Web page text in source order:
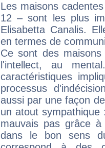
Les maisons
12 – sont les plus
Elisabetta Canalis.
en termes de
Ce sont des
l'intellect, au
caractéristiques
processus
aussi par une façon
un atout
mauvais pas grâce
dans le bon sens